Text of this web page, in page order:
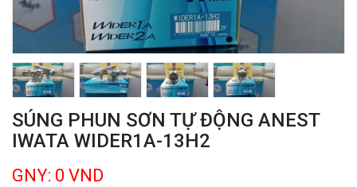
SÚNG PHUN SƠN TỰ ĐỘNG ANEST
IWATA WIDER1A-13H2
GNY: 0 VND